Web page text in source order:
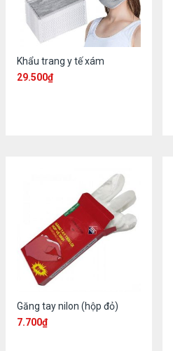
Khẩu trang y tế xám
29.500₫
Găng tay nilon (hộp đỏ)
7.700₫